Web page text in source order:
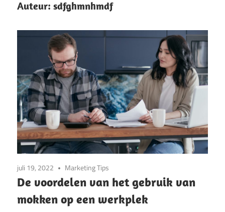
Auteur: sdfghmnhmdf
juli 19, 2022 Marketing Tips
De voordelen van het gebruik van
mokken op een werkplek